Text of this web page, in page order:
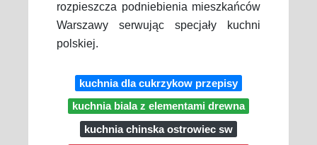
rozpieszcza podniebienia mieszkańców
Warszawy serwując specjały kuchni
polskiej.
kuchnia dla cukrzykow przepisy
kuchnia biala z elementami drewna
kuchnia chinska ostrowiec sw